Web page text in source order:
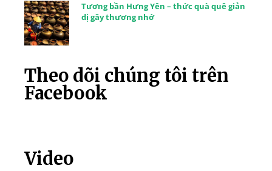
Tương bần Hưng Yên – thức quà quê giản
dị gây thương nhớ
Theo dõi chúng tôi trên
Facebook
Video